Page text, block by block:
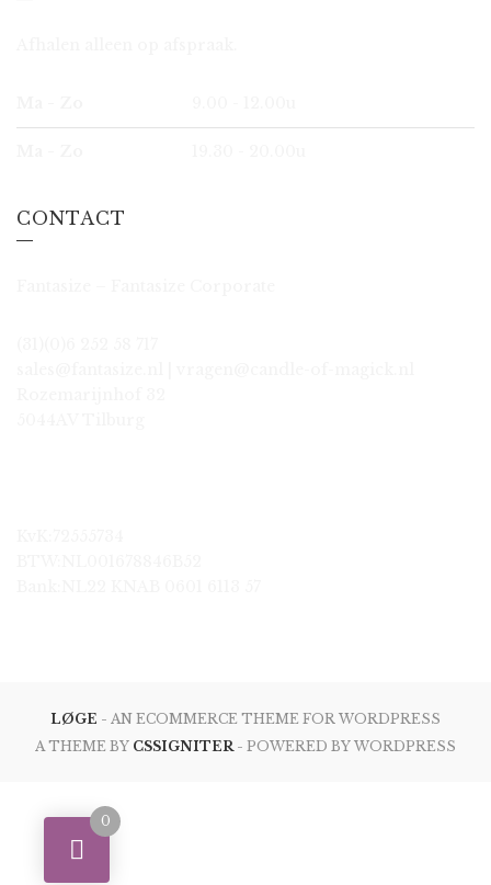
CONTACT
LØGE - AN ECOMMERCE THEME FOR WORDPRESS
A THEME BY CSSIGNITER- POWERED BY WORDPRESS
0